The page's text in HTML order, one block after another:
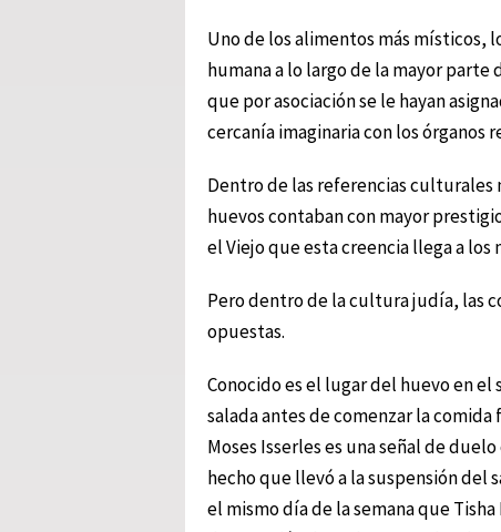
Uno de los alimentos más místicos,
humana a lo largo de la mayor
que por asociación se le hayan
cercanía imaginaria con los órganos
Dentro de las referencias culturales
huevos contaban con mayor
el Viejo que esta creencia llega a los
Pero dentro de la cultura judía, las
opuestas.
Conocido es el lugar del huevo en el
salada antes de comenzar la
Moses Isserles es una señal de
hecho que llevó a la suspensión del
el mismo día de la semana que